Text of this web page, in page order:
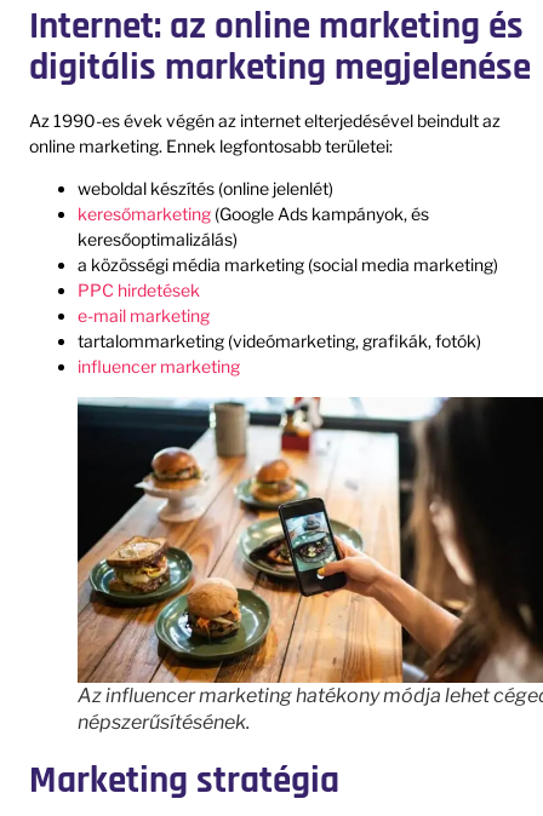
Internet: az online marketing és
digitális marketing megjelenése
Az 1990-es évek végén az internet elterjedésével beindult az
online marketing. Ennek legfontosabb területei:
weboldal készítés (online jelenlét)
keresőmarketing (Google Ads kampányok, és
keresőoptimalizálás)
a közösségi média marketing (social media marketing)
PPC hirdetések
e-mail marketing
tartalommarketing (videómarketing, grafikák, fotók)
influencer marketing
Az influencer marketing hatékony módja lehet
népszerűsítésének.
Marketing stratégia